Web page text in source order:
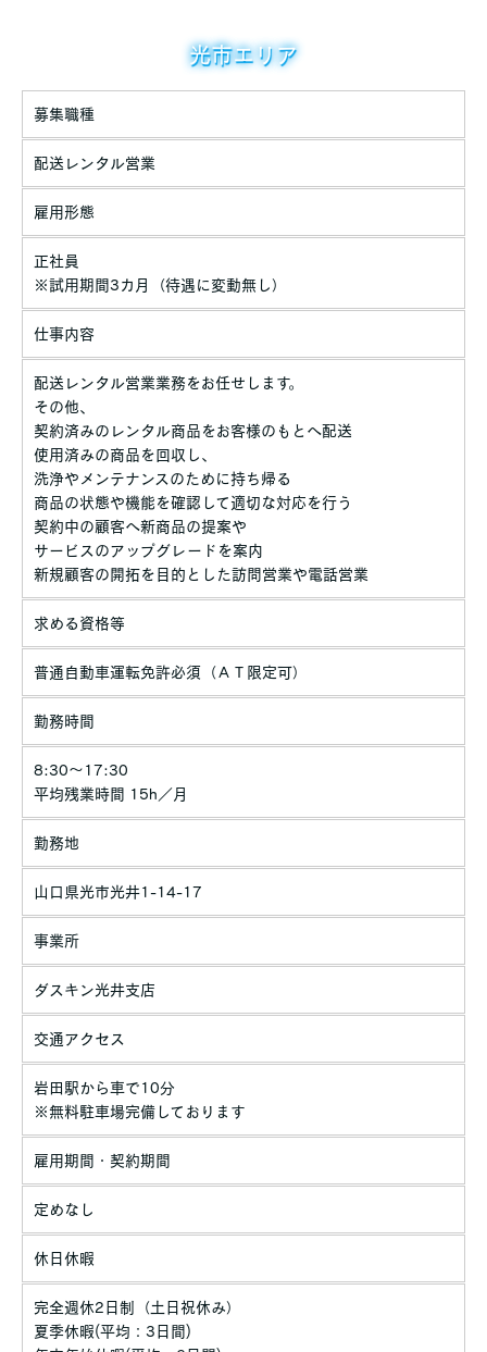
光市エリア
募集職種
配送レンタル営業
雇用形態
正社員
※試用期間3カ月（待遇に変動無し）
仕事内容
配送レンタル営業業務をお任せします。
その他、
契約済みのレンタル商品をお客様のもとへ配送
使用済みの商品を回収し、
洗浄やメンテナンスのために持ち帰る
商品の状態や機能を確認して適切な対応を行う
契約中の顧客へ新商品の提案や
サービスのアップグレードを案内
新規顧客の開拓を目的とした訪問営業や電話営業
求める資格等
普通自動車運転免許必須（ＡＴ限定可）
勤務時間
8:30～17:30
平均残業時間 15h／月
勤務地
山口県光市光井1-14-17
事業所
ダスキン光井支店
交通アクセス
岩田駅から車で10分
※無料駐車場完備しております
雇用期間・契約期間
定めなし
休日休暇
完全週休2日制（土日祝休み）
夏季休暇(平均：3日間)